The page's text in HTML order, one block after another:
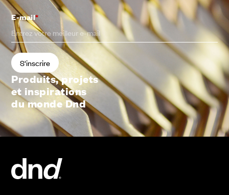
E-mail*
Produits, projets
et inspirations
du monde Dnd